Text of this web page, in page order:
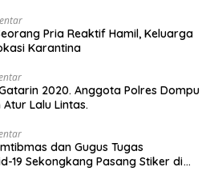
Pria Reaktif Hamil, Keluarga
Karantina
2020. Anggota Polres Dompu
Lalu Lintas.
dan Gugus Tugas
19 Sekongkang Pasang Stiker di